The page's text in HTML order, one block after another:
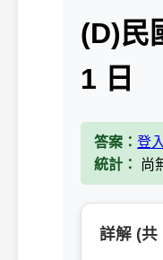
(D)民
1 日
答案： 登
統計：
尚
詳解 (共